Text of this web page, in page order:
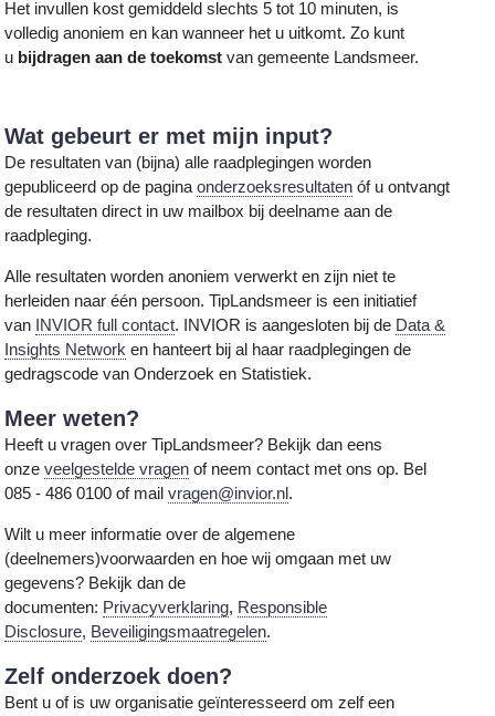
Het invullen kost gemiddeld slechts 5 tot 10 minuten, is
volledig anoniem en kan wanneer het u uitkomt. Zo kunt
u bijdragen aan de toekomst van gemeente Landsmeer.
Wat gebeurt er met mijn input?
De resultaten van (bijna) alle raadplegingen worden
gepubliceerd op de paginaonderzoeksresultaten óf u ontvangt
de resultaten direct in uw mailbox bij deelname aan de
raadpleging.
Alle resultaten worden anoniem verwerkt en zijn niet te
herleiden naar één persoon. TipLandsmeer is een initiatief
van
INVIOR full contact. INVIOR is aangesloten bij de Data &
Insights Network en hanteert bij al haar raadplegingen de
gedragscode van Onderzoek en Statistiek.
Meer weten?
Heeft u vragen over TipLandsmeer? Bekijk dan eens
onzeveelgestelde vragen of neem contact met ons op. Bel
085 - 486 0100 of mailvragen@invior.nl .
Wilt u meer informatie over de algemene
(deelnemers)voorwaarden en hoe wij omgaan met uw
gegevens? Bekijk dan de
documenten: Privacyverklaring, Responsible
Disclosure, Beveiligingsmaatregelen.
Zelf onderzoek doen?
Bent u of is uw organisatie geïnteresseerd om zelf een